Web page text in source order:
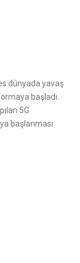
dünyada yavaş
başladı.
5G
başlanması